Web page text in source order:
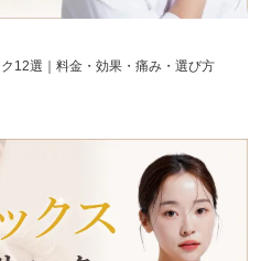
12選｜料金・効果・痛み・選び方